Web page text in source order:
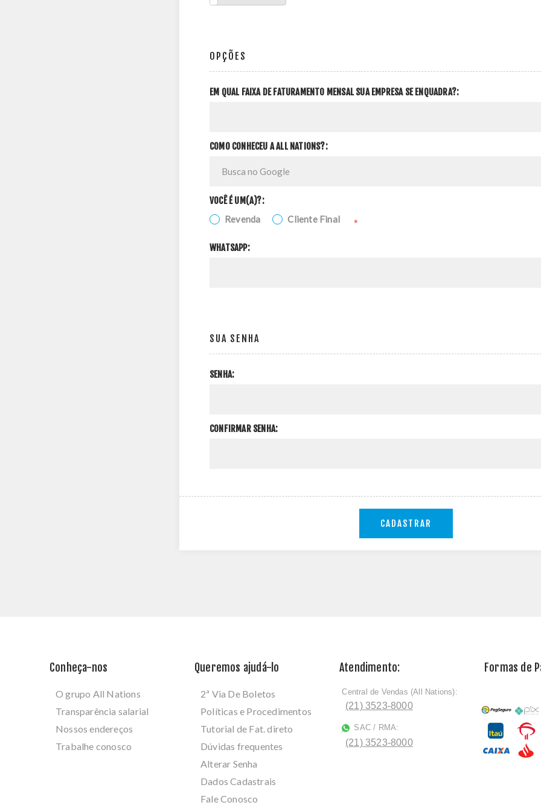
OPÇÕES
EM QUAL FAIXA DE FATURAMENTO MENSAL SUA EMPRESA SE ENQUADRA?:
COMO CONHECEU A ALL NATIONS?:
VOCÊ É UM(A)?:
Revenda Cliente Final *
WHATSAPP:
SUA SENHA
SENHA:
CONFIRMAR SENHA:
CADASTRAR
Conheça-nos
O grupo All Nations
Transparência salarial
Nossos endereços
Trabalhe conosco
Queremos ajudá-lo
2ª Via De Boletos
Políticas e Procedimentos
Tutorial de Fat. direto
Dúvidas frequentes
Alterar Senha
Dados Cadastrais
Fale Conosco
Atendimento:
ﾠCentral de Vendas (All Nations):
(21) 3523-8000
SAC / RMA:
(21) 3523-8000
Formas de